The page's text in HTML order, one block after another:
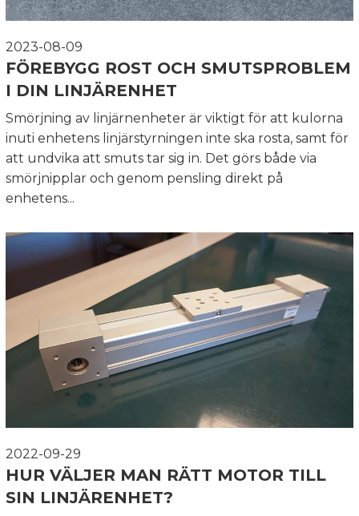
2023-08-09
FÖREBYGG ROST OCH SMUTSPROBLEM
I DIN LINJÄRENHET
Smörjning av linjärnenheter är viktigt för att kulorna
inuti enhetens linjärstyrningen inte ska rosta, samt för
att undvika att smuts tar sig in. Det görs både via
smörjnipplar och genom pensling direkt på
enhetens...
2022-09-29
HUR VÄLJER MAN RÄTT MOTOR TILL
SIN LINJÄRENHET?